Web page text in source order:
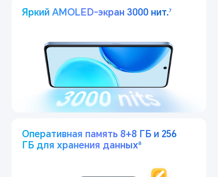
Яркий AMOLED-экран 3000 нит.7
Оперативная память 8+8 ГБ и 256
ГБ для хранения данных8